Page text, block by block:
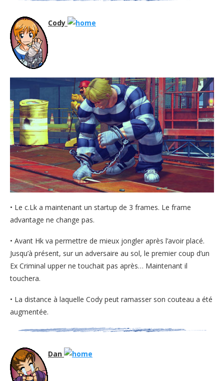
Cody
• Le c.Lk a maintenant un startup de 3 frames. Le frame
advantage ne change pas.
• Avant Hk va permettre de mieux jongler après l’avoir placé.
Jusqu’à présent, sur un adversaire au sol, le premier coup d’un
Ex Criminal upper ne touchait pas après… Maintenant il
touchera.
• La distance à laquelle Cody peut ramasser son couteau a été
augmentée.
Dan